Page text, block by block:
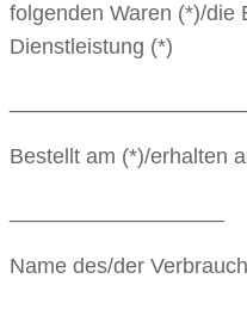
folgenden Waren (*)/die
Dienstleistung (*)
Bestellt am (*)/erhalten
Name des/der